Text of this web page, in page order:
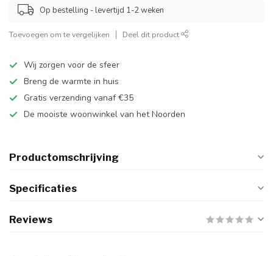
Op bestelling - levertijd 1-2 weken
Toevoegen om te vergelijken Deel dit product
Wij zorgen voor de sfeer
Breng de warmte in huis
Gratis verzending vanaf €35
De mooiste woonwinkel van het Noorden
Productomschrijving
Specificaties
Reviews